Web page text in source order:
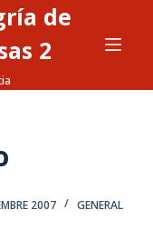
de
2
2007 GENERAL